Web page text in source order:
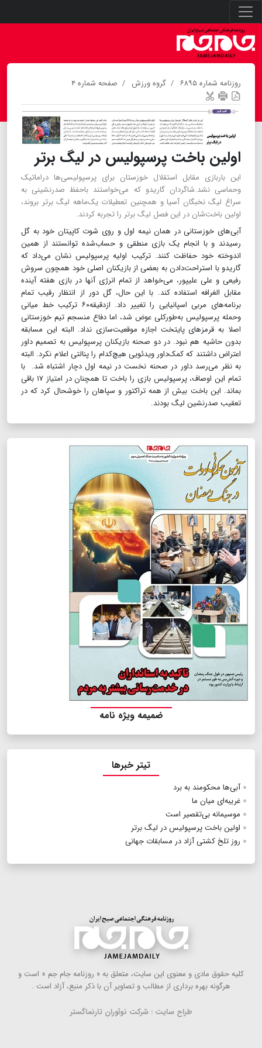
روزنامه شماره ۶۸۹۵ گروه ورزش صفحه شماره ۴
اولین باخت پرسپولیس در لیگ برتر
این باربازی مقابل استقلال خوزستان برای پرسپولیسی‌ها دراماتیک
وحماسی نشد.شاگردان گاریدو که می‌خواستند باحفظ صدرنشینی به
سراغ لیگ نخبگان آسیا و همچنین تعطیلات یک‌ماهه لیگ برتر بروند،
اولین باخت‌شان در این فصل لیگ برتر را تجربه کردند.
آبی‌های خوزستانی در همان نیمه اول و روی شوت کاپیتان خود به گل
رسیدند و با انجام یک بازی منطقی و حساب‌شده توانستند از همین
اندوخته خود حفاظت کنند. ترکیب اولیه پرسپولیس نشان می‌داد که
گاریدو با استراحت‌دادن به بعضی از بازیکنان اصلی خود همچون سروش
رفیعی و علی علیپور، می‌خواهد از تمام انرژی آنها در بازی هفته آینده
مقابل الغرافه استفاده کند. با این حال، گل دور از انتظار رقیب تمام
برنامه‌های مربی اسپانیایی را تغییر داد. ازدقیقه۶۰ ترکیب خط میانی
وحمله پرسپولیس به‌طورکلی عوض شد، اما دفاع منسجم تیم خوزستانی
اصلا به قرمزهای پایتخت اجازه موقعیت‌سازی نداد. البته این مسابقه
بدون حاشیه هم نبود. در دو صحنه بازیکنان پرسپولیس به تصمیم داور
اعتراض داشتند که کمک‌داور ویدئویی هیچ‌کدام را پنالتی اعلام نکرد. البته
به نظر می‌رسد داور در صحنه نخست در نیمه اول دچار اشتباه شد. با
تمام این اوصاف، پرسپولیس بازی را باخت تا همچنان در امتیاز ۱۷ باقی
بماند. این باخت بیش از همه تراکتور و سپاهان را خوشحال کرد که در
تعقیب صدرنشین لیگ بودند.
ضمیمه ویژه نامه
تیتر خبرها
آبی‌ها محکومند به برد
غریبه‌‎ای میان ما
موسیمانه بی‏‌تقصیر است
اولین باخت پرسپولیس در لیگ برتر
روز تلخ کشتی آزاد در مسابقات جهانی
كلیه حقوق مادی و معنوی این سایت، متعلق به « روزنامه جام جم » است و
هرگونه بهره ‌برداری از مطالب و تصاویر آن با ذكر منبع، آزاد است .
طراح سایت : شرکت نوآوران تارنماگستر